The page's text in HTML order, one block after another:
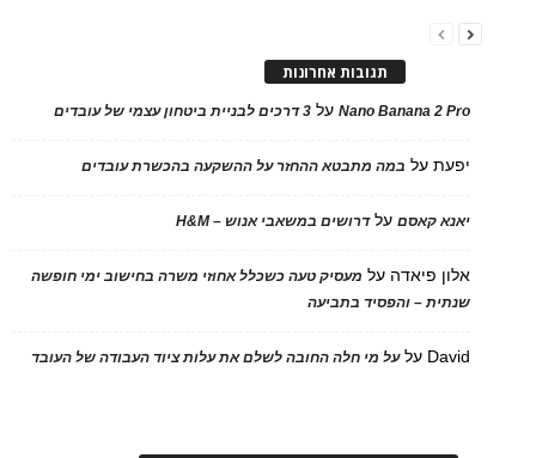
תגובות אחרונות
Nano Banana 2 Proעל 3 דרכים לבניית ביטחון עצמי של עובדים
יפעתעל במה מתבטא ההחזר על ההשקעה בהכשרת עובדים
יאנא קאסםעלדרושים במשאבי אנוש – H&M
אלון פיאדה על מעסיק טעה כשכלל אחוזי משרה בחישוב ימי חופשה
שנתית – והפסיד בתביעה
David עלעל מי חלה החובה לשלם את עלות ציוד העבודה של העובד